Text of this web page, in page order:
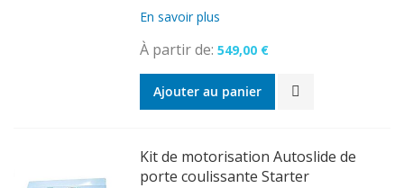
En savoir plus
À partir de 549,00 €
Ajouter au panier
Kit de motorisation Autoslide de
porte coulissante Starter